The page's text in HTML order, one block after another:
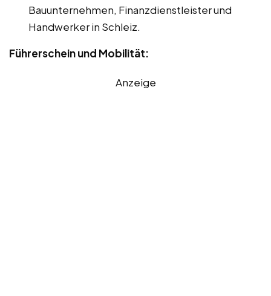
Bauunternehmen, Finanzdienstleister und
Handwerker in Schleiz.
Führerschein und Mobilität:
Anzeige